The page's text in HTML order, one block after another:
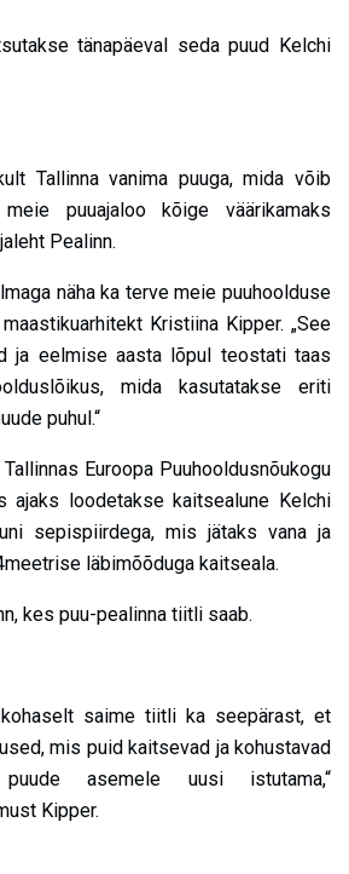
tänapäeval seda puud Kelchi
Tallinna vanima puuga, mida võib
puuajaloo kõige väärikamaks
Pealinn.
näha ka terve meie puuhoolduse
maastikuarhitekt Kristiina Kipper. „See
ja eelmise aasta lõpul teostati taas
mida kasutatakse eriti
puhul.“
Euroopa Puuhooldusnõukogu
ajaks loodetakse kaitsealune Kelchi
sepispiirdega, mis jätaks vana ja
läbimõõduga kaitseala.
kes puu-pealinna tiitli saab.
kohaselt saime tiitli ka seepärast, et
mis puid kaitsevad ja kohustavad
asemele uusi istutama,“
Kipper.